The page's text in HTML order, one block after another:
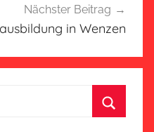
Nächster Beitrag
in Wenzen